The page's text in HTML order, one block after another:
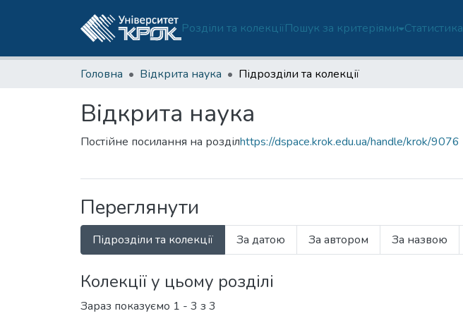
Розділи та колекціїПошук за критеріями Статистика
Головна Відкрита наука Підрозділи та колекції
Відкрита наука
Постійне посилання на розділhttps://dspace.krok.edu.ua/handle/krok/9076
Переглянути
Підрозділи та колекції За датою За автором За назвою
Колекції у цьому розділі
Зараз показуємо 1 - 3 з 3